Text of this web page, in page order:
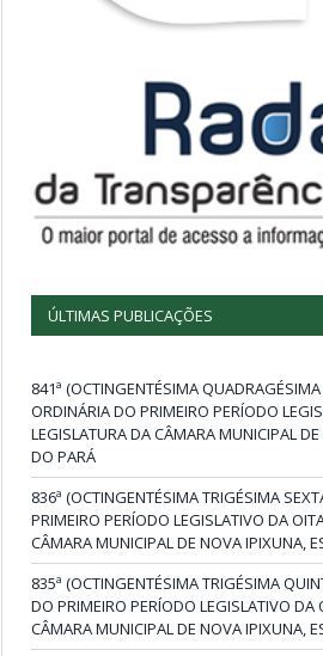
ÚLTIMAS PUBLICAÇÕES
841ª (OCTINGENTÉSIMA
ORDINÁRIA DO PRIMEIRO PERÍODO
LEGISLATURA DA CÂMARA MUNICIPAL
DO PARÁ
836ª (OCTINGENTÉSIMA TRIGÉSIMA
PRIMEIRO PERÍODO LEGISLATIVO DA
CÂMARA MUNICIPAL DE NOVA IPIXUNA,
835ª (OCTINGENTÉSIMA TRIGÉSIMA
DO PRIMEIRO PERÍODO LEGISLATIVO DA
CÂMARA MUNICIPAL DE NOVA IPIXUNA,